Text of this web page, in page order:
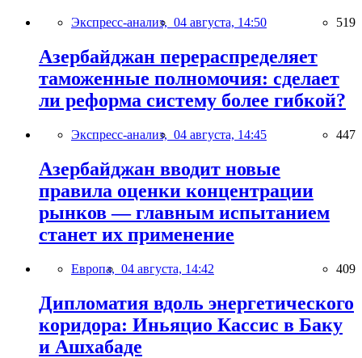
Экспресс-анализ, 04 августа, 14:50 519
Азербайджан перераспределяет
таможенные полномочия: сделает
ли реформа систему более гибкой?
Экспресс-анализ, 04 августа, 14:45 447
Азербайджан вводит новые
правила оценки концентрации
рынков — главным испытанием
станет их применение
Европа, 04 августа, 14:42 409
Дипломатия вдоль энергетического
коридора: Иньяцио Кассис в Баку
и Ашхабаде